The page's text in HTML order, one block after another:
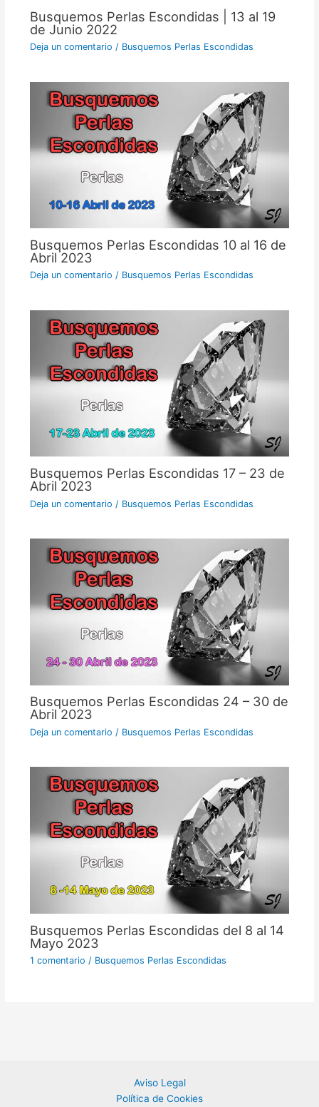
Busquemos Perlas Escondidas | 13 al 19
de Junio 2022
Deja un comentario / Busquemos Perlas Escondidas
Busquemos Perlas Escondidas 10 al 16 de
Abril 2023
Deja un comentario / Busquemos Perlas Escondidas
Busquemos Perlas Escondidas 17 – 23 de
Abril 2023
Deja un comentario / Busquemos Perlas Escondidas
Busquemos Perlas Escondidas 24 – 30 de
Abril 2023
Deja un comentario / Busquemos Perlas Escondidas
Busquemos Perlas Escondidas del 8 al 14
Mayo 2023
1 comentario / Busquemos Perlas Escondidas
Aviso Legal
Política de Cookies